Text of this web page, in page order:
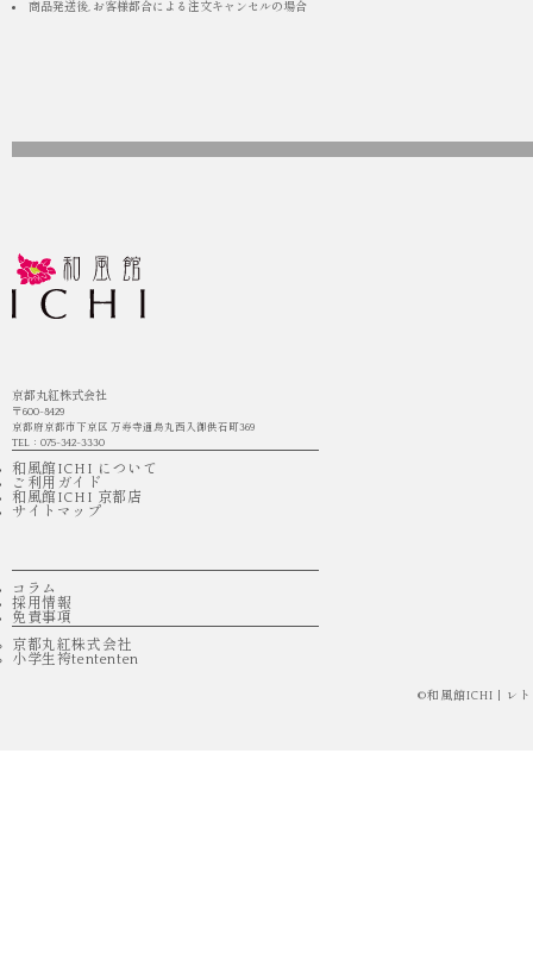
商品発送後, お客様都合による注文キャンセルの場合
京都丸紅株式会社
〒600-8429
京都府京都市下京区 万寿寺通烏丸西入御供石町369
TEL：075-342-3330
和風館ICHI について
ご利用ガイド
和風館ICHI 京都店
サイトマップ
コラム
採用情報
免責事項
京都丸紅株式会社
小学生袴tententen
©和風館ICHI | レ